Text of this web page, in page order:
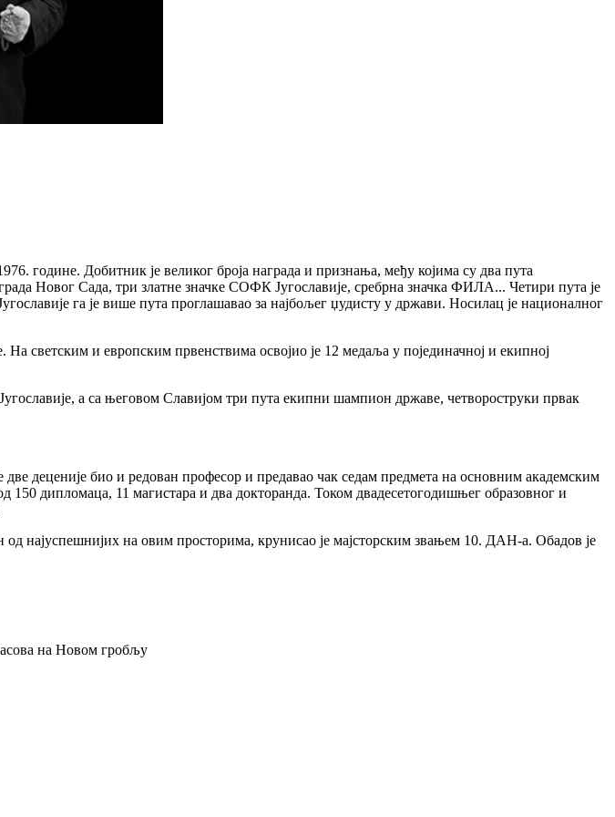
године. Добитник је великог броја награда и признања, међу којима су два пута
Новог Сада, три златне значке СОФК Југославије, сребрна значка ФИЛА... Четири пута је
га је више пута проглашавао за најбољег џудисту у држави. Носилац је националног
светским и европским првенствима освојио је 12 медаља у појединачној и екипној
а са његовом Славијом три пута екипни шампион државе, четвороструки првак
деценије био и редован професор и предавао чак седам предмета на основним академским
150 дипломаца, 11 магистара и два докторанда. Током двадесетогодишњег образовног и
најуспешнијих на овим просторима, крунисао је мајсторским звањем 10. ДАН-а. Обадов је
на Новом гробљу